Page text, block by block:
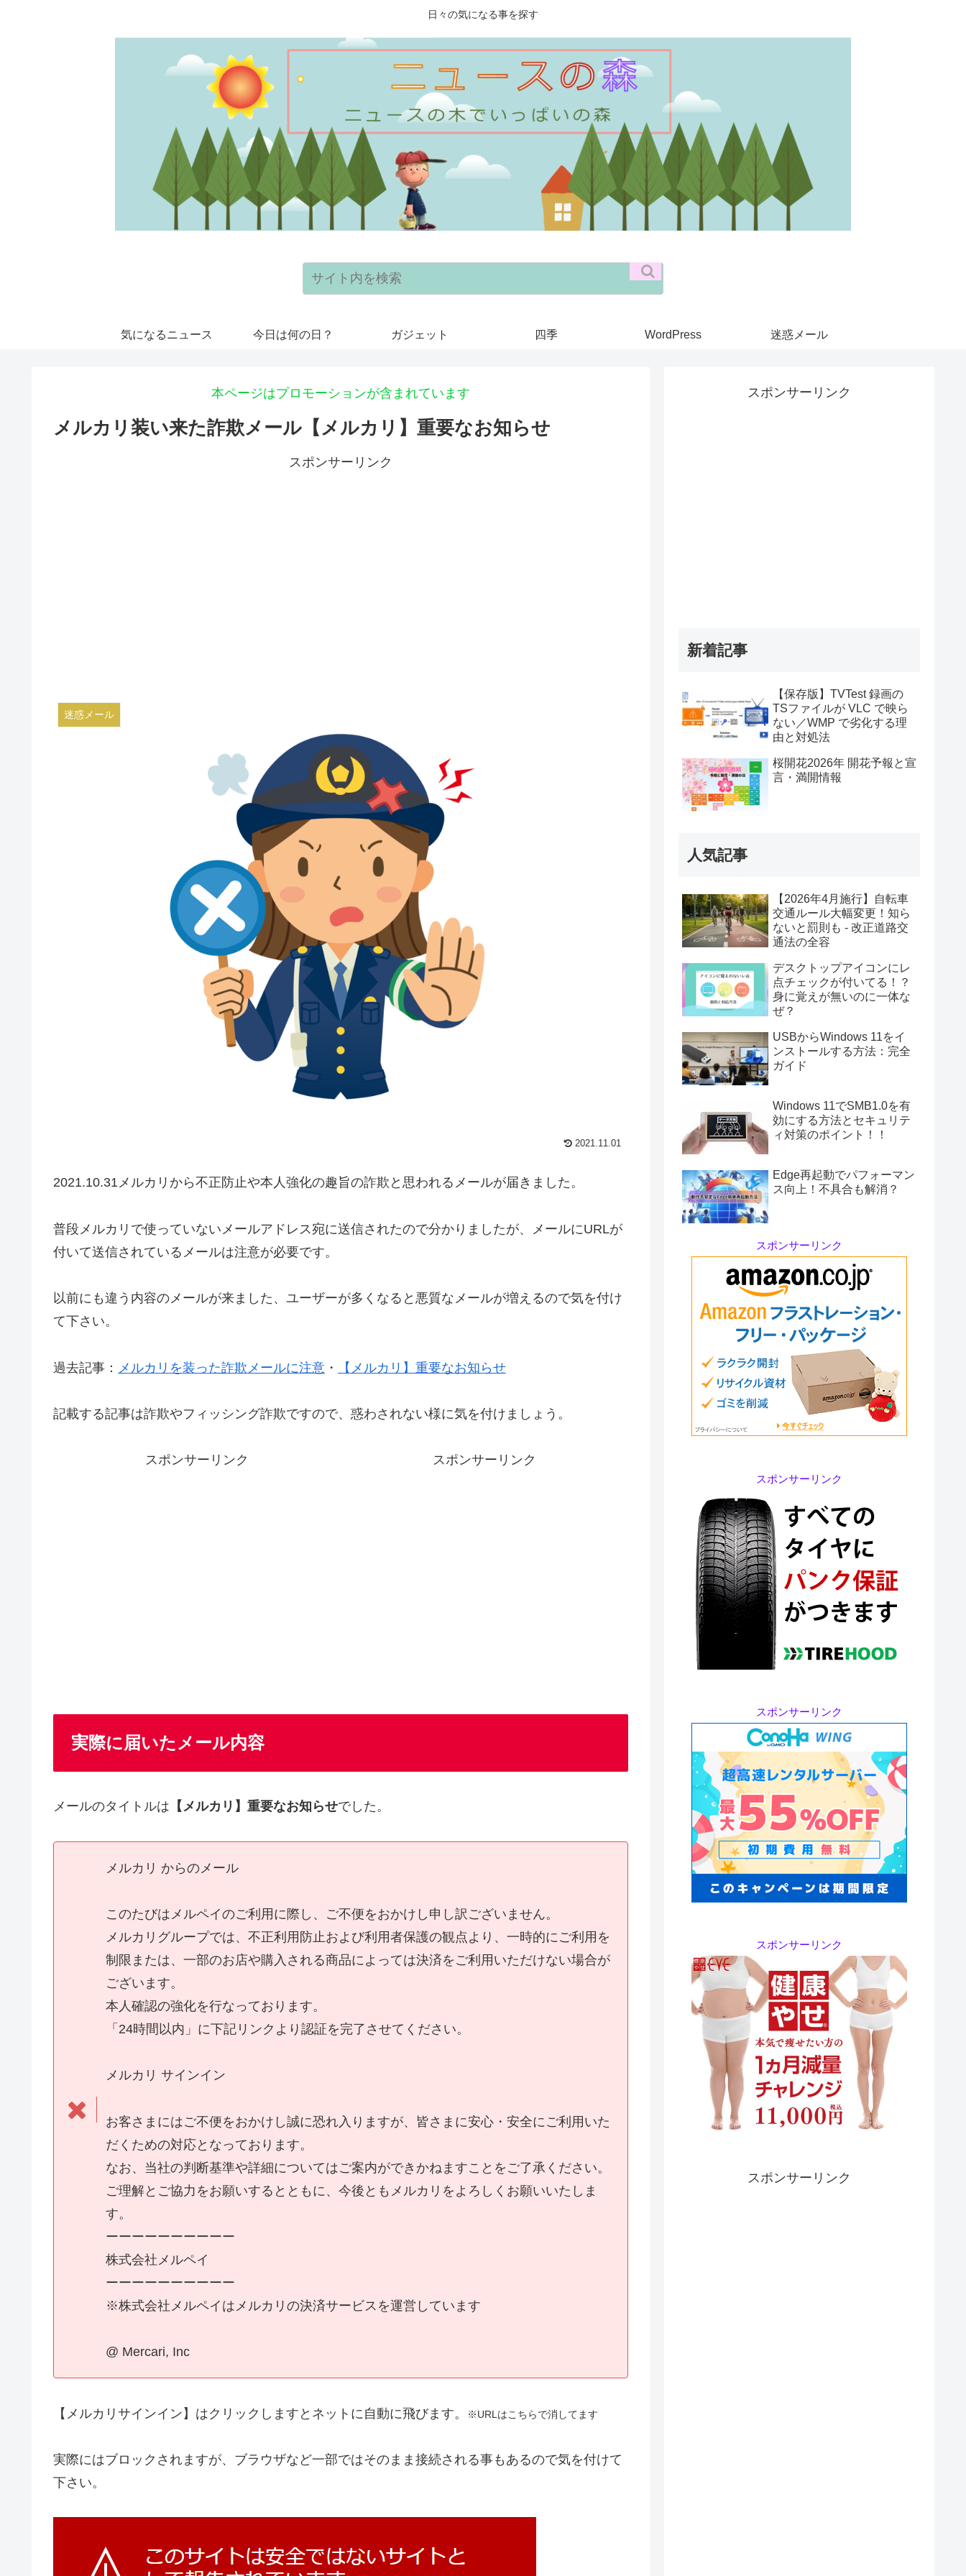
日々の気になる事を探す
気になるニュース 今日は何の日？ ガジェット 四季 WordPress 迷惑メール
本ページはプロモーションが含まれています
メルカリ装い来た詐欺メール【メルカリ】重要なお知らせ
スポンサーリンク
迷惑メール
2021.11.01
2021.10.31メルカリから不正防止や本人強化の趣旨の詐欺と思われるメールが届きました。
普段メルカリで使っていないメールアドレス宛に送信されたので分かりましたが、メールにURLが
付いて送信されているメールは注意が必要です。
以前にも違う内容のメールが来ました、ユーザーが多くなると悪質なメールが増えるので気を付け
て下さい。
過去記事： メルカリを装った詐欺メールに注意 ・ 【メルカリ】重要なお知らせ
記載する記事は詐欺やフィッシング詐欺ですので、惑わされない様に気を付けましょう。
スポンサーリンク スポンサーリンク
実際に届いたメール内容
メールのタイトルは 【メルカリ】重要なお知らせでした。
メルカリ からのメール
このたびはメルペイのご利用に際し、ご不便をおかけし申し訳ございません。
メルカリグループでは、不正利用防止および利用者保護の観点より、一時的にご利用を
制限または、一部のお店や購入される商品によっては決済をご利用いただけない場合が
ございます。
本人確認の強化を行なっております。
「24時間以内」に下記リンクより認証を完了させてください。
メルカリ サインイン
お客さまにはご不便をおかけし誠に恐れ入りますが、皆さまに安心・安全にご利用いた
だくための対応となっております。
なお、当社の判断基準や詳細についてはご案内ができかねますことをご了承ください。
ご理解とご協力をお願いするとともに、今後ともメルカリをよろしくお願いいたしま
す。
ーーーーーーーーーー
株式会社メルペイ
ーーーーーーーーーー
※株式会社メルペイはメルカリの決済サービスを運営しています
@ Mercari, Inc
【メルカリサインイン】はクリックしますとネットに自動に飛びます。 ※URLはこちらで消してます
実際にはブロックされますが、ブラウザなど一部ではそのまま接続される事もあるので気を付けて
下さい。
スポンサーリンク
新着記事
【保存版】TVTest 録画の
TSファイルが VLC で映ら
ない／WMP で劣化する理
由と対処法
桜開花2026年 開花予報と宣
言・満開情報
人気記事
【2026年4月施行】自転車
交通ルール大幅変更！知ら
ないと罰則も - 改正道路交
通法の全容
デスクトップアイコンにレ
点チェックが付いてる！？
身に覚えが無いのに一体な
ぜ？
USBからWindows 11をイ
ンストールする方法：完全
ガイド
Windows 11でSMB1.0を有
効にする方法とセキュリテ
ィ対策のポイント！！
Edge再起動でパフォーマン
ス向上！不具合も解消？
スポンサーリンク
スポンサーリンク
スポンサーリンク
スポンサーリンク
スポンサーリンク